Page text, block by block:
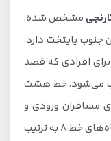
مشخص شده،
جنوب پایتخت دارد.
و برای افرادی که قصد
می‌شود. خط هشت
مسافران ورودی و
خروجی پایانه جنوب است. فهرست ایستگاه‌های خط 8 به ترتیب